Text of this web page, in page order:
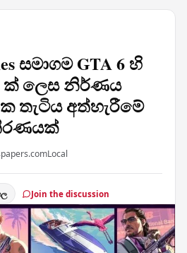
සමාගම GTA 6 හි
ක් ලෙස නිර්ණය
අත්හැරීමේ
Local
Join the discussion